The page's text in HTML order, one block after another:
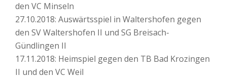
den VC Minseln
27.10.2018: Auswärtsspiel in Waltershofen gegen
den SV Waltershofen II und SG Breisach-
Gündlingen II
17.11.2018: Heimspiel gegen den TB Bad Krozingen
II und den VC Weil